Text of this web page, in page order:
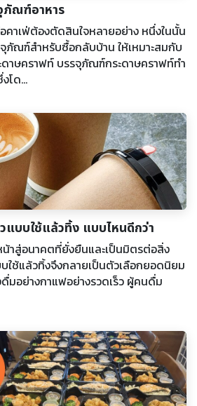
ภัณฑ์อาหาร
คาเฟ่ต้องตัดสินใจหลายอย่าง หนึ่งในนั้น
ภัณฑ์สำหรับซื้อกลับบ้าน ให้เหมาะสมกับ
ดาษคราฟท์ บรรจุภัณฑ์กระดาษคราฟท์ทำ
โด...
แบบใช้แล้วทิ้ง แบบไหนดีกว่า
าสู่อนาคตที่ยั่งยืนและเป็นมิตรต่อสิ่ง
ใช้แล้วทิ้งจึงกลายเป็นตัวเลือกยอดนิยม
มอย่างกาแฟอย่างรวดเร็ว ผู้คนดื่ม